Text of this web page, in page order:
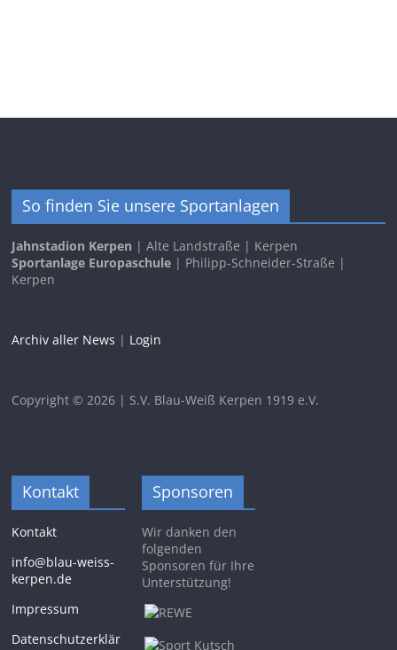
So finden Sie unsere Sportanlagen
Jahnstadion Kerpen | Alte Landstraße | Kerpen
Sportanlage Europaschule | Philipp-Schneider-Straße |
Kerpen
Archiv aller News | Login
Copyright © 2026 | S.V. Blau-Weiß Kerpen 1919 e.V.
Kontakt
Kontakt
info@blau-weiss-
kerpen.de
Impressum
Datenschutzerklär
Sponsoren
Wir danken den
folgenden
Sponsoren für Ihre
Unterstützung!